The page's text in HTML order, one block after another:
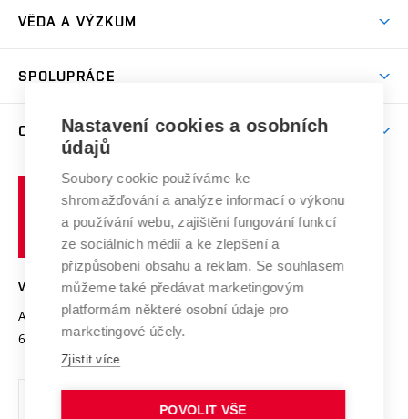
Sport na VUT
Dny otevřených dveří
Celoživotní vzdělávání
E-přihláška
Harmonogram akademického roku
Závěrečné práce
Doktorské studium
Zpracování osobních údajů studentů
Sociální bezpečí
Studium bez bariér
Podpora podnikání
VĚDA A VÝZKUM
Mezinárodní vědecká rada
Systém zajišťování kvality výzkumu
Výzkumné infrastruktury
Transfer znalostí
Open Science
Projekty
Projekty ze strukturálních fondů
Specifický výzkum
SPOLUPRÁCE
Zahraniční spolupráce
Spolupráce se školami
Služby univerzity
Mezinárodní dohody
Univerzitní sítě
O UNIVERZITĚ
Profil univerzity
Udržitelná univerzita
Podnikavá univerzita / ContriBUTe
Bezpečná univerzita
Vyznamenání
Organizační struktura
Ochrana osobních údajů
učení
technické
VYSOKÉ UČENÍ TECHNICKÉ V BRNĚ
Antonínská 548/1
602 00 Brno
www.vut.cz
vut@vutbr.cz
Nastavení cookies a osobních
údajů
Soubory cookie používáme ke
shromažďování a analýze informací o výkonu
a používání webu, zajištění fungování funkcí
ze sociálních médií a ke zlepšení a
přizpůsobení obsahu a reklam. Se souhlasem
můžeme také předávat marketingovým
platformám některé osobní údaje pro
marketingové účely.
Zjistit více
POVOLIT VŠE